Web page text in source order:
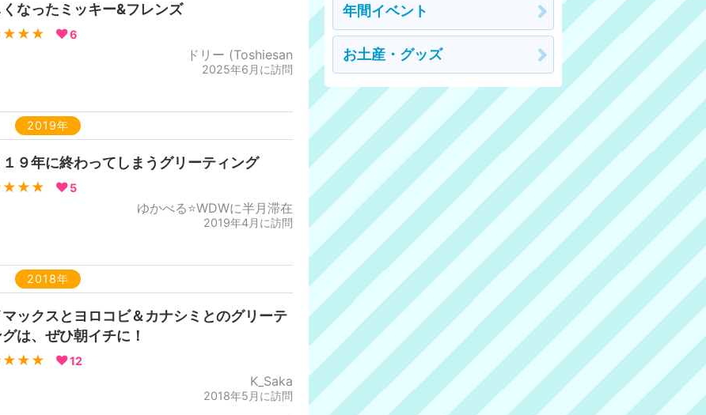
なったミッキー&フレンズ
6
ドリー (Toshiesan
2025年6月に訪問
2019年
１９年に終わってしまうグリーティング
5
ゆかべる⭐WDWに半月滞在
2019年4月に訪問
2018年
ックスとヨロコビ＆カナシミとのグリーテ
グは、ぜひ朝イチに！
12
K_Saka
2018年5月に訪問
年間イベント
お土産・グッズ